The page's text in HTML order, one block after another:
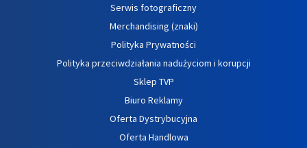
Serwis fotograficzny
Merchandising (znaki)
Polityka Prywatności
Polityka przeciwdziałania nadużyciom i korupcji
Sklep TVP
Biuro Reklamy
Oferta Dystrybucyjna
Oferta Handlowa